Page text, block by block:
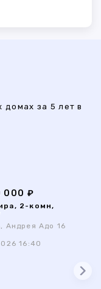
домах за 5 лет в
000 ₽
2-комн,
Андрея Адо 16
16:40